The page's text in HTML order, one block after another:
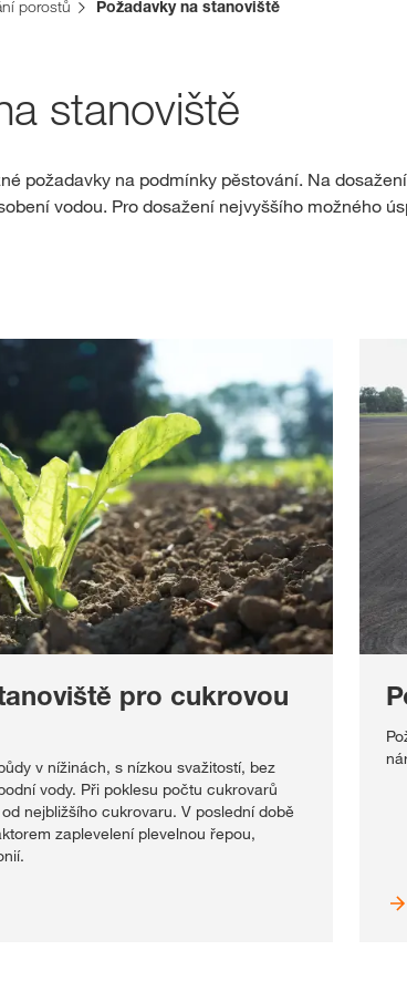
porostů Požadavky na stanoviště
stanoviště
požadavky na podmínky pěstování. Na
vodou. Pro dosažení nejvyššího možného
pro cukrovou
v nížinách, s nízkou svažitostí, bez
vody. Při poklesu počtu cukrovarů
nejbližšího cukrovaru. V poslední době
zaplevelení plevelnou řepou,